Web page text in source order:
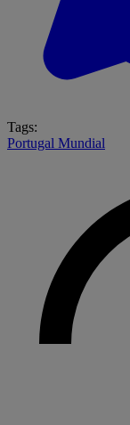
Tags:
Portugal Mundial